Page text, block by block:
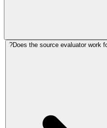
Does the source evaluator work